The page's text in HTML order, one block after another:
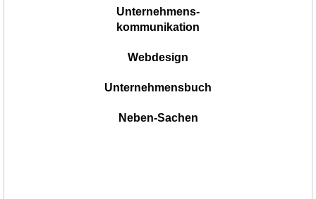
Unternehmens-
kommunikation
Webdesign
Unternehmensbuch
Neben-Sachen